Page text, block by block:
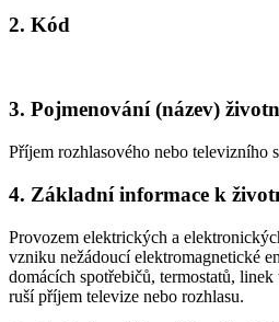
2. Kód
3. Pojmenování (název)
Příjem rozhlasového nebo televizního
4. Základní informace k
Provozem elektrických a
vzniku nežádoucí elektromagnetické
domácích spotřebičů, termostatů,
ruší příjem televize nebo rozhlasu.